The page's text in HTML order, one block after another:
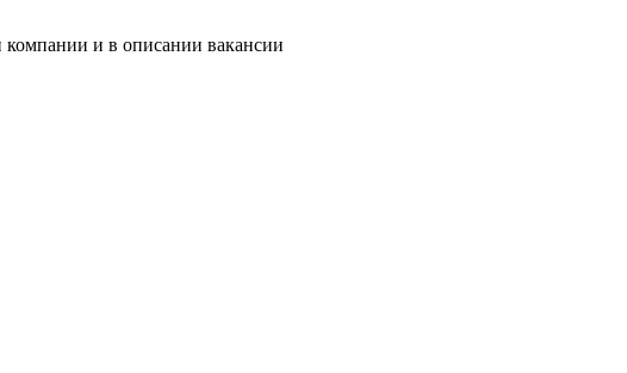
компании и в описании вакансии